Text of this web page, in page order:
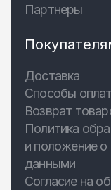
Партнеры
Доставка
Способы
Возврат
Политика
и положение
данными
Согласие на